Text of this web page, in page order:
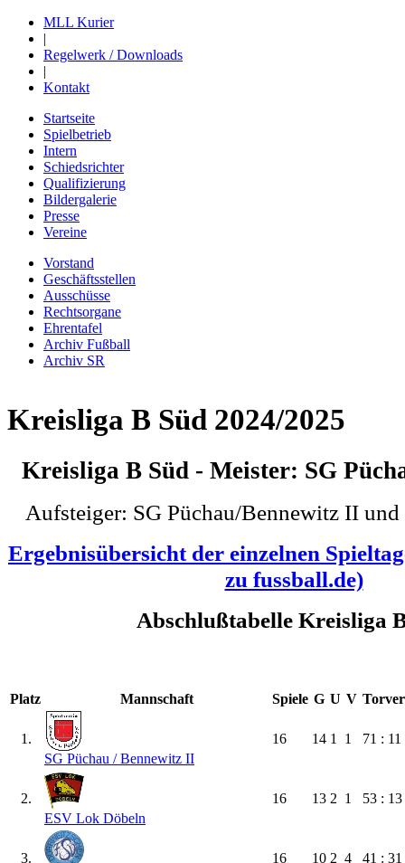
MLL Kurier
|
Regelwerk / Downloads
|
Kontakt
Startseite
Spielbetrieb
Intern
Schiedsrichter
Qualifizierung
Bildergalerie
Presse
Vereine
Vorstand
Geschäftsstellen
Ausschüsse
Rechtsorgane
Ehrentafel
Archiv Fußball
Archiv SR
Kreisliga B Süd 2024/2025
Kreisliga B Süd - Meister: SG
Aufsteiger: SG Püchau/Bennewitz II
Ergebnisübersicht der einzelnen
zu fussball.de)
Abschlußtabelle Kreisliga
Platz Mannschaft Spiele G U V
1.
SG Püchau /​ Bennewitz II
16 14 1 1 71 : 11
2.
ESV Lok Döbeln
16 13 2 1 53 : 13
3.
16 10 2 4 41 : 31